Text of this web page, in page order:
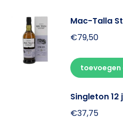
Mac-Talla
€79,50
toevoegen
Singleton
€37,75